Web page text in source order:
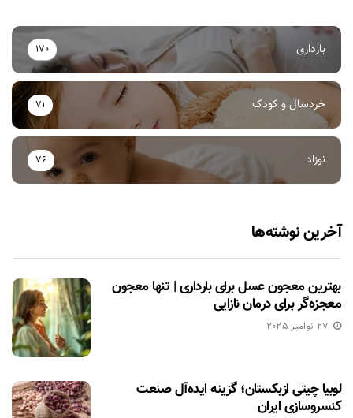
بارداری 170
خردسال و کودک 71
نوزاد 76
آخرین نوشته‌ها
بهترین معجون عسل برای بارداری | تنها معجون
معجزه‌گر برای درمان نازایی
27 نوامبر 2025
لوبیا چیتی ازبکستان؛ گزینه ایده‌آل صنعت
کنسروسازی ایران